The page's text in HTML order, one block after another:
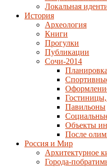
Локальная
История
Археология
Книги
Прогулки
Публикации
Сочи-2014
Планировка
Павильоны
Объекты
После
Россия и Мир
Архитектурное
Города-